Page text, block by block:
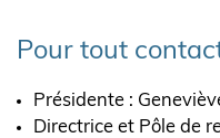
Pour tout
Présidente :
Directrice et Pôle de